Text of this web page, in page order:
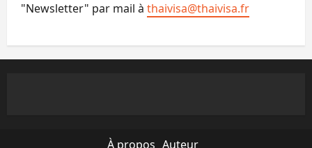
"Newsletter" par mail à thaivisa@thaivisa.fr
À propos Auteur